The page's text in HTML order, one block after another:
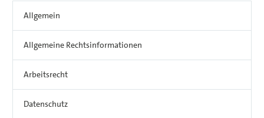
Allgemein
Allgemeine Rechtsinformationen
Arbeitsrecht
Datenschutz